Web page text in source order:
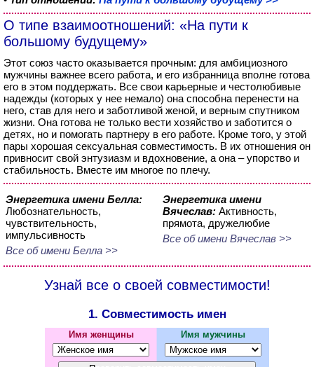
О типе взаимоотношений: «На пути к
большому будущему»
Этот союз часто оказывается прочным: для амбициозного
мужчины важнее всего работа, и его избранница вполне готова
его в этом поддержать. Все свои карьерные и честолюбивые
надежды (которых у нее немало) она способна перенести на
него, став для него и заботливой женой, и верным спутником
жизни. Она готова не только вести хозяйство и заботится о
детях, но и помогать партнеру в его работе. Кроме того, у этой
пары хорошая сексуальная совместимость. В их отношения он
привносит свой энтузиазм и вдохновение, а она – упорство и
стабильность. Вместе им многое по плечу.
Энергетика имени Белла:
Любознательность,
чувствительность,
импульсивность
Все об имени Белла >>
Энергетика имени
Вячеслав: Активность,
прямота, дружелюбие
Все об имени Вячеслав >>
Узнай все о своей совместимости!
1. Совместимость имен
Имя женщины Имя мужчины